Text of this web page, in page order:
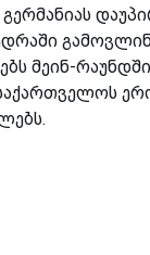
მეინ-
საქართველოს